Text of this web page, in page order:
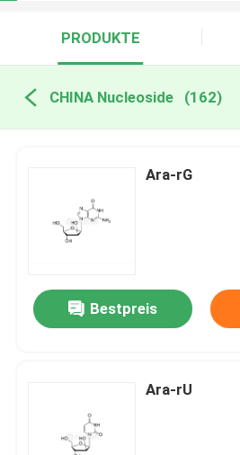
PRODUKTE
CHINA Nucleoside (162)
Ara-rG
Bestpreis
Ara-rU